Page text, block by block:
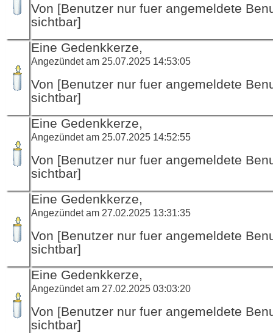
Von [Benutzer nur fuer angemeldete
sichtbar]
Eine Gedenkkerze,
Angezündet am 25.07.2025 14:53:05
Von [Benutzer nur fuer angemeldete
sichtbar]
Eine Gedenkkerze,
Angezündet am 25.07.2025 14:52:55
Von [Benutzer nur fuer angemeldete
sichtbar]
Eine Gedenkkerze,
Angezündet am 27.02.2025 13:31:35
Von [Benutzer nur fuer angemeldete
sichtbar]
Eine Gedenkkerze,
Angezündet am 27.02.2025 03:03:20
Von [Benutzer nur fuer angemeldete
sichtbar]